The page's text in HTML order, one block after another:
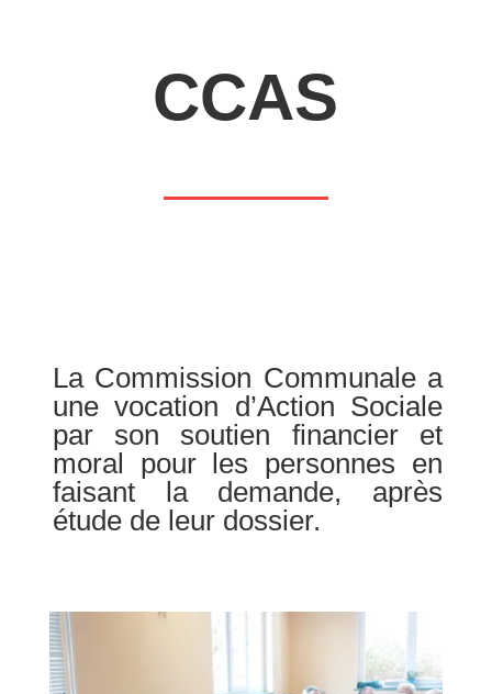
CCAS
La Commission Communale a
une vocation d’Action Sociale
par son soutien financier et
moral pour les personnes en
faisant la demande, après
étude de leur dossier.